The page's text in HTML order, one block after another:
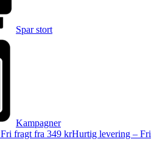
Spar stort
Kampagner
Hurtig levering – Fri